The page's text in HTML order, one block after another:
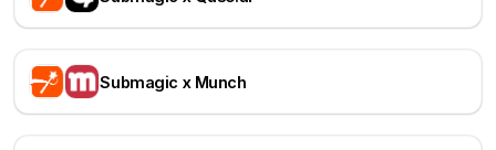
Submagic x Munch